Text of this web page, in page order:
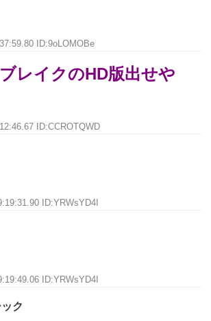
ID:9oLOMOBe
レイクのHD版出せや
ID:CCROTQWD
ID:YRWsYD4I
ID:YRWsYD4I
ク